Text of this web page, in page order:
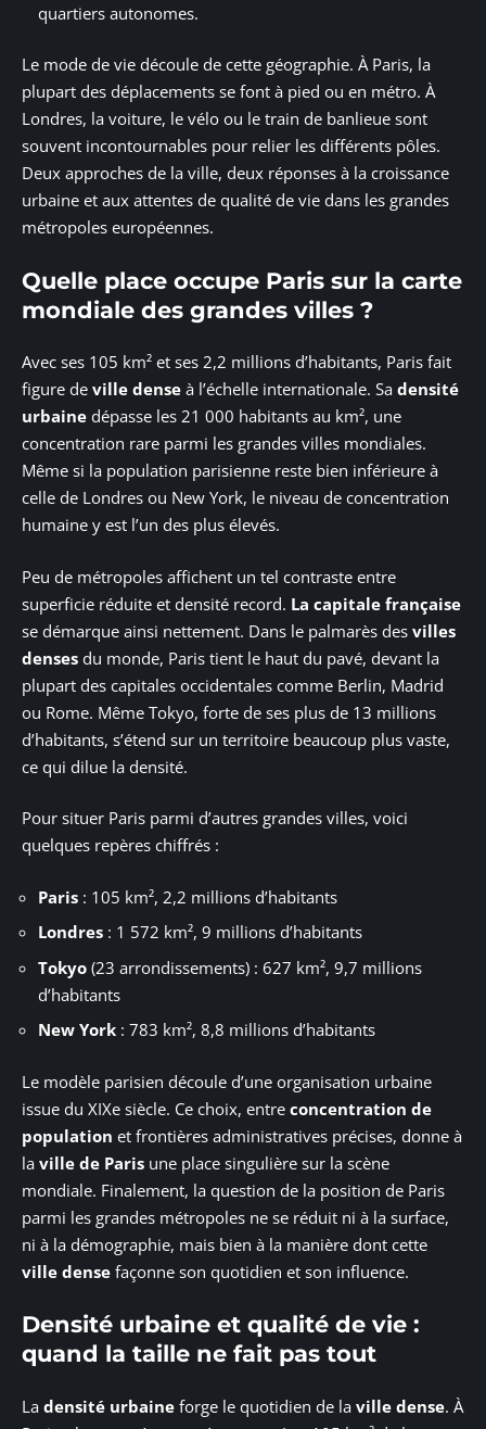
quartiers autonomes.
Le mode de vie découle de cette géographie. À Paris, la
plupart des déplacements se font à pied ou en métro. À
Londres, la voiture, le vélo ou le train de banlieue sont
souvent incontournables pour relier les différents pôles.
Deux approches de la ville, deux réponses à la croissance
urbaine et aux attentes de qualité de vie dans les grandes
métropoles européennes.
Quelle place occupe Paris sur la carte
mondiale des grandes villes ?
Avec ses 105 km² et ses 2,2 millions d’habitants, Paris fait
figure de ville dense à l’échelle internationale. Sa densité
urbaine dépasse les 21 000 habitants au km², une
concentration rare parmi les grandes villes mondiales.
Même si la population parisienne reste bien inférieure à
celle de Londres ou New York, le niveau de concentration
humaine y est l’un des plus élevés.
Peu de métropoles affichent un tel contraste entre
superficie réduite et densité record. La capitale française
se démarque ainsi nettement. Dans le palmarès des villes
denses du monde, Paris tient le haut du pavé, devant la
plupart des capitales occidentales comme Berlin, Madrid
ou Rome. Même Tokyo, forte de ses plus de 13 millions
d’habitants, s’étend sur un territoire beaucoup plus vaste,
ce qui dilue la densité.
Pour situer Paris parmi d’autres grandes villes, voici
quelques repères chiffrés :
Paris : 105 km², 2,2 millions d’habitants
Londres : 1 572 km², 9 millions d’habitants
Tokyo (23 arrondissements) : 627 km², 9,7 millions
d’habitants
New York : 783 km², 8,8 millions d’habitants
Le modèle parisien découle d’une organisation urbaine
issue du XIXe siècle. Ce choix, entre concentration de
population et frontières administratives précises, donne à
la ville de Paris une place singulière sur la scène
mondiale. Finalement, la question de la position de Paris
parmi les grandes métropoles ne se réduit ni à la surface,
ni à la démographie, mais bien à la manière dont cette
ville dense façonne son quotidien et son influence.
Densité urbaine et qualité de vie :
quand la taille ne fait pas tout
La densité urbaine forge le quotidien de la ville dense. À